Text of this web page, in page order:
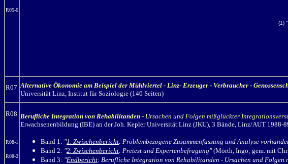
R05-6
(1) "
R07 Alternative Ökonomie am Beispiel der Mühlviertel - Linz- Erzeuger - Verbraucher -
Universität Linz, Institut für Soziologie (140 Seiten)
R08
R08-1
R08-2
Berufliche Integration von Rehabilitanden - Ursachen und Folgen mißglückter
Erwachsenenbildung (IBE) an der Joh. Kepler Universität Linz (JKU), 3 Bände, Linz/AUT
Band 1: "1. Zwischenbericht: Problembezogene Zusammenfassung und Analyse
Band 2: "2. Zwischenbericht: Pretest und Expertenbefragung"(Mörth, Ingo; gem. mit
Band 3: "Endbericht: Berufliche Integration von Rehabilitanden - Ursachen und Folgen